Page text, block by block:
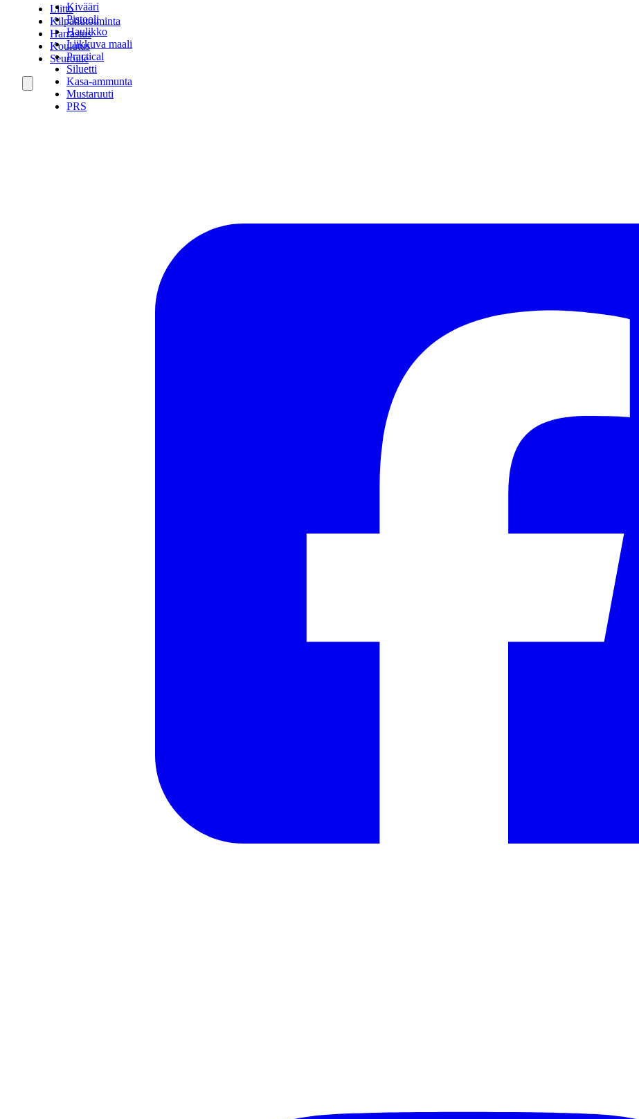
Kivääri
Pistooli
Haulikko
Liikkuva maali
Practical
Siluetti
Kasa-ammunta
Mustaruuti
PRS
Liitto
Kilpailutoiminta
Harrastus
Koulutus
Seuroille